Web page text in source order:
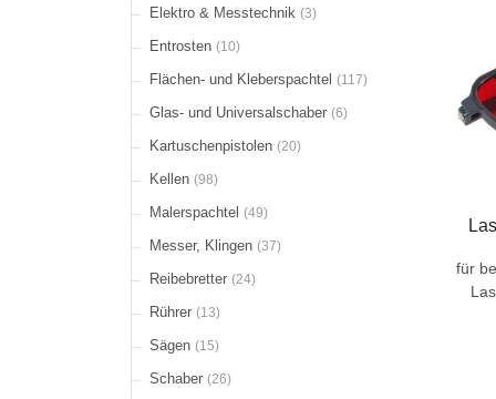
Elektro & Messtechnik (3)
Entrosten (10)
Flächen- und Kleberspachtel (117)
Glas- und Universalschaber (6)
Kartuschenpistolen (20)
Kellen (98)
Malerspachtel (49)
Messer, Klingen (37)
Reibebretter (24)
Rührer (13)
Sägen (15)
Schaber (26)
für